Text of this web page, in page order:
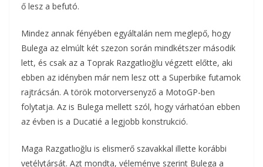
ő lesz a befutó.
Mindez annak fényében egyáltalán nem meglepő, hogy
Bulega az elmúlt két szezon során mindkétszer második
lett, és csak az a Toprak Razgatlıoğlu végzett előtte, aki
ebben az idényben már nem lesz ott a Superbike futamok
rajtrácsán. A török motorversenyző a MotoGP-ben
folytatja. Az is Bulega mellett szól, hogy várhatóan ebben
az évben is a Ducatié a legjobb konstrukció.
Maga Razgatlıoğlu is elismerő szavakkal illette korábbi
vetélytársát. Azt mondta, véleménye szerint Bulega a